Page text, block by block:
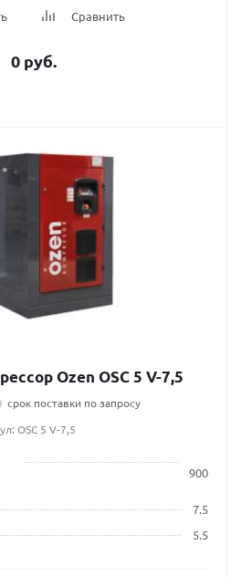
Сравнить
0 руб.
Ozen OSC 5 V-7,5
срок поставки по запросу
OSC 5 V-7,5
900
7.5
5.5